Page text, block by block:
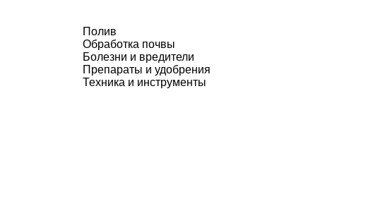
Полив
Обработка почвы
Болезни и вредители
Препараты и удобрения
Техника и инструменты